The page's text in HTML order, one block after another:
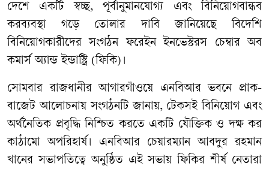
দেশে
একটি স্বচ্ছ,পূর্বানুমানযোগ্য এবং
বিনিয়োগবান্ধব
করব্যবস্থা
গড়ে তোলার দাবি জানিয়েছে
বিদেশি
বিনিয়োগকারীদের সংগঠন ফরেইন ইনভেস্টরস চেম্বার অব
কমার্স অ্যান্ড ইন্ডাস্ট্রি (ফিকি) ।
সোমবার রাজধানীর আগারগাঁওয়ে এনবিআর ভবনে প্রাক-
বাজেট আলোচনায় সংগঠনটি জানায়, টেকসই বিনিয়োগ এবং
অর্থনৈতিক প্রবৃদ্ধি নিশ্চিত করতে একটি যৌক্তিক ও দক্ষ কর
কাঠামো অপরিহার্য। এনবিআর চেয়ারম্যান আবদুর রহমান
খানের সভাপতিত্বে অনুষ্ঠিত এই সভায় ফিকির শীর্ষ নেতারা